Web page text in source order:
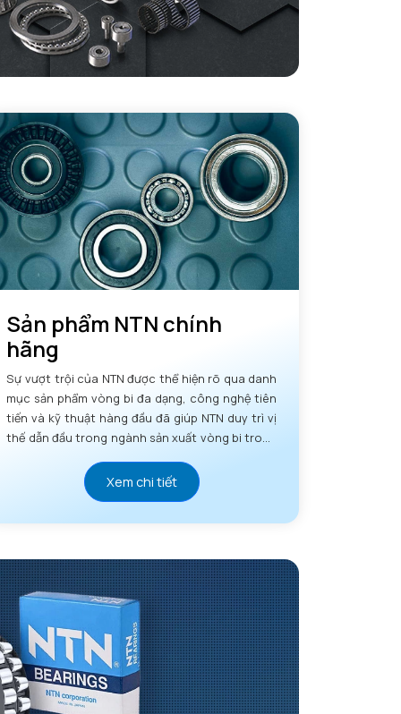
Sản phẩm NTN chính
hãng
Sự vượt trội của NTN được thể hiện rõ qua danh
mục sản phẩm vòng bi đa dạng, công nghệ tiên
tiến và kỹ thuật hàng đầu đã giúp NTN duy trì vị
thế dẫn đầu trong ngành sản xuất vòng bi trong
Xem chi tiết